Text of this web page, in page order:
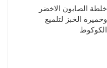
خلطة الصابون الاخضر
وخميرة الخبز لتلميع
الكوكوط